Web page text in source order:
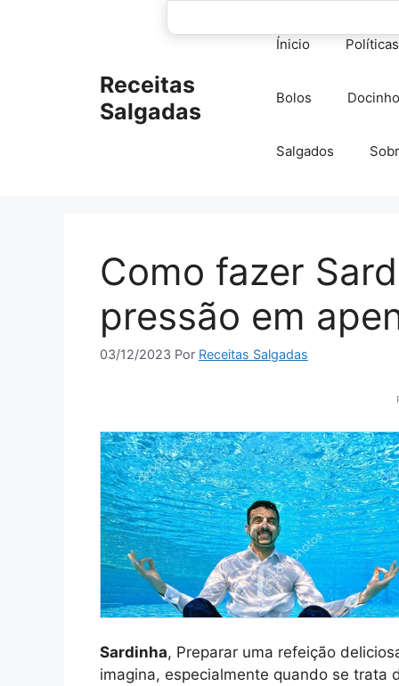
Receitas
Salgadas
Ínicio
Bolos
Salgados
Como fazer
pressão em
03/12/2023 Por Receitas Salgadas
Sardinha, Preparar uma refeição
imagina, especialmente quando se trata